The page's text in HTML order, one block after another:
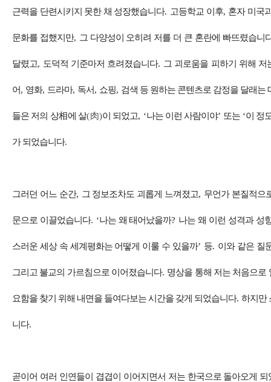
근력을 단련시키지 못한 채 성장했습니다. 고등학교 이후, 혼자 미국
문화를 접했지만, 그 다양성이 오히려 저를 더 큰 혼란에 빠뜨렸습니
달렸고, 도덕적 기준마저 흐려졌습니다. 그 괴로움을 피하기 위해 저
어, 영화, 드라마, 독서, 쇼핑, 검색 등 원하는 콘텐츠로 감정을 달래는
들은 저의 상相에 살(肉)이 되었고, ‘나는 이런 사람이야’ 또는 ‘이 정
가 되었습니다.
그러던 어느 순간, 그 정보조차도 괴롭게 느껴졌고, 무언가 본질적으
문으로 이끌었습니다. ‘나는 왜 태어났을까? 나는 왜 이런 성격과 성
스러운 세상 속 세계평화는 어떻게 이룰 수 있을까’ 등. 이와 같은 질
그리고 불교의 가르침으로 이어졌습니다. 명상을 통해 저는 처음으로
요함을 찾기 위해 내면을 들여다보는 시간을 갖게 되었습니다. 하지만
니다.
곧이어 여러 인연들이 겹겹이 이어지면서 저는 한국으로 돌아오게 되